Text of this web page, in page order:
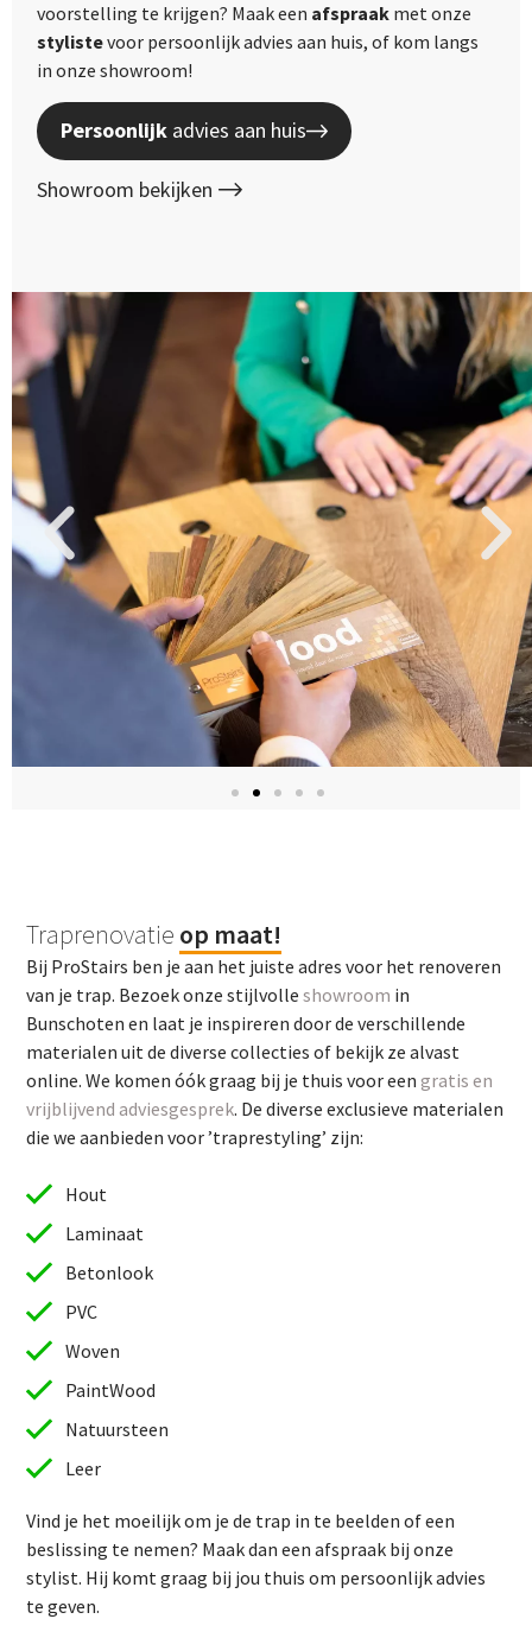
voorstelling te krijgen? Maak een afspraak met onze
stylistevoor persoonlijk advies aan huis, of kom langs
in onze showroom!
Persoonlijk advies aan huis
Showroom bekijken
Traprenovatie op maat!
Bij ProStairs ben je aan het juiste adres voor het renoveren
van je trap. Bezoek onze stijlvolleshowroom in
Bunschoten en laat je inspireren door de verschillende
materialen uit de diverse collecties of bekijk ze alvast
online. We komen óók graag bij je thuis voor eengratis en
vrijblijvend adviesgesprek. De diverse exclusieve materialen
die we aanbieden voor ’traprestyling’ zijn:
Hout
Laminaat
Betonlook
PVC
Woven
PaintWood
Natuursteen
Leer
Vind je het moeilijk om je de trap in te beelden of een
beslissing te nemen? Maak dan een afspraak bij onze
stylist. Hij komt graag bij jou thuis om persoonlijk advies
te geven.